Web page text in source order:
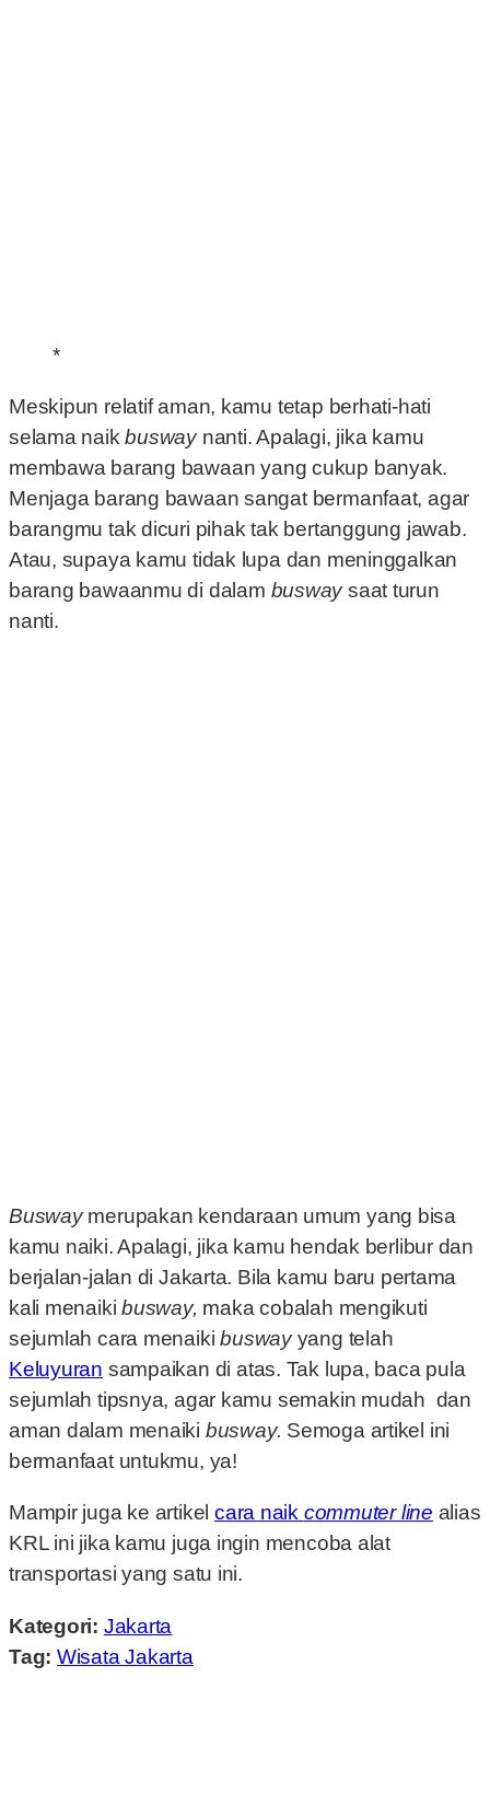
*
Meskipun relatif aman, kamu tetap berhati-hati
selama naikbusway nanti. Apalagi, jika kamu
membawa barang bawaan yang cukup banyak.
Menjaga barang bawaan sangat bermanfaat, agar
barangmu tak dicuri pihak tak bertanggung jawab.
Atau, supaya kamu tidak lupa dan meninggalkan
barang bawaanmu di dalam buswaysaat turun
nanti.
Buswaymerupakan kendaraan umum yang bisa
kamu naiki. Apalagi, jika kamu hendak berlibur dan
berjalan-jalan di Jakarta. Bila kamu baru pertama
kali menaikibusway, maka cobalah mengikuti
sejumlah cara menaikibuswayyang telah
Keluyuran sampaikan di atas. Tak lupa, baca pula
sejumlah tipsnya, agar kamu semakin mudah dan
aman dalam menaiki busway. Semoga artikel ini
bermanfaat untukmu, ya!
Mampir juga ke artikel cara naik commuter line alias
KRL ini jika kamu juga ingin mencoba alat
transportasi yang satu ini.
Kategori: Jakarta
Tag: Wisata Jakarta